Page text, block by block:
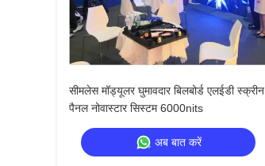
सीमलेस मॉड्यूलर घुमावदार बिलबोर्ड एलईडी स्क्रीन
पैनल नोवास्टार सिस्टम 6000nits
अब बात करें